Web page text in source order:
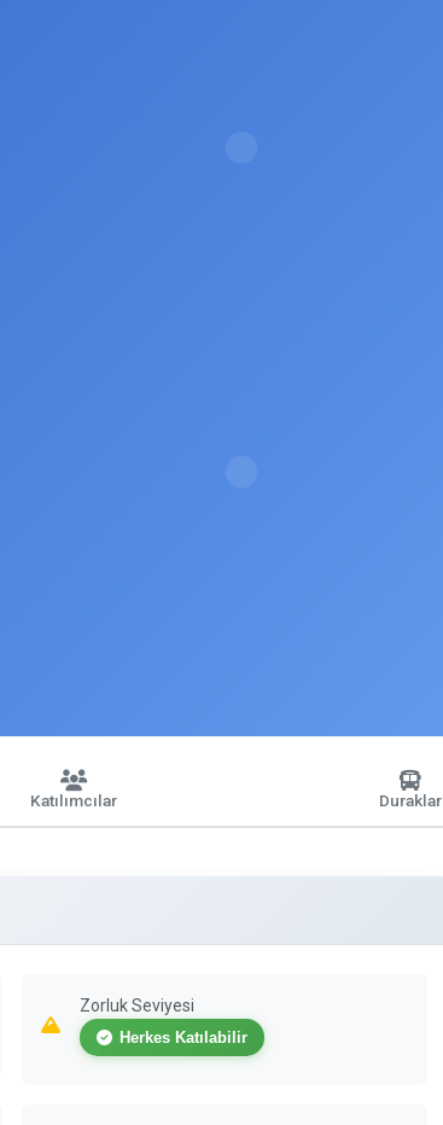
Katılımcılar Duraklar
Zorluk Seviyesi
Herkes Katılabilir